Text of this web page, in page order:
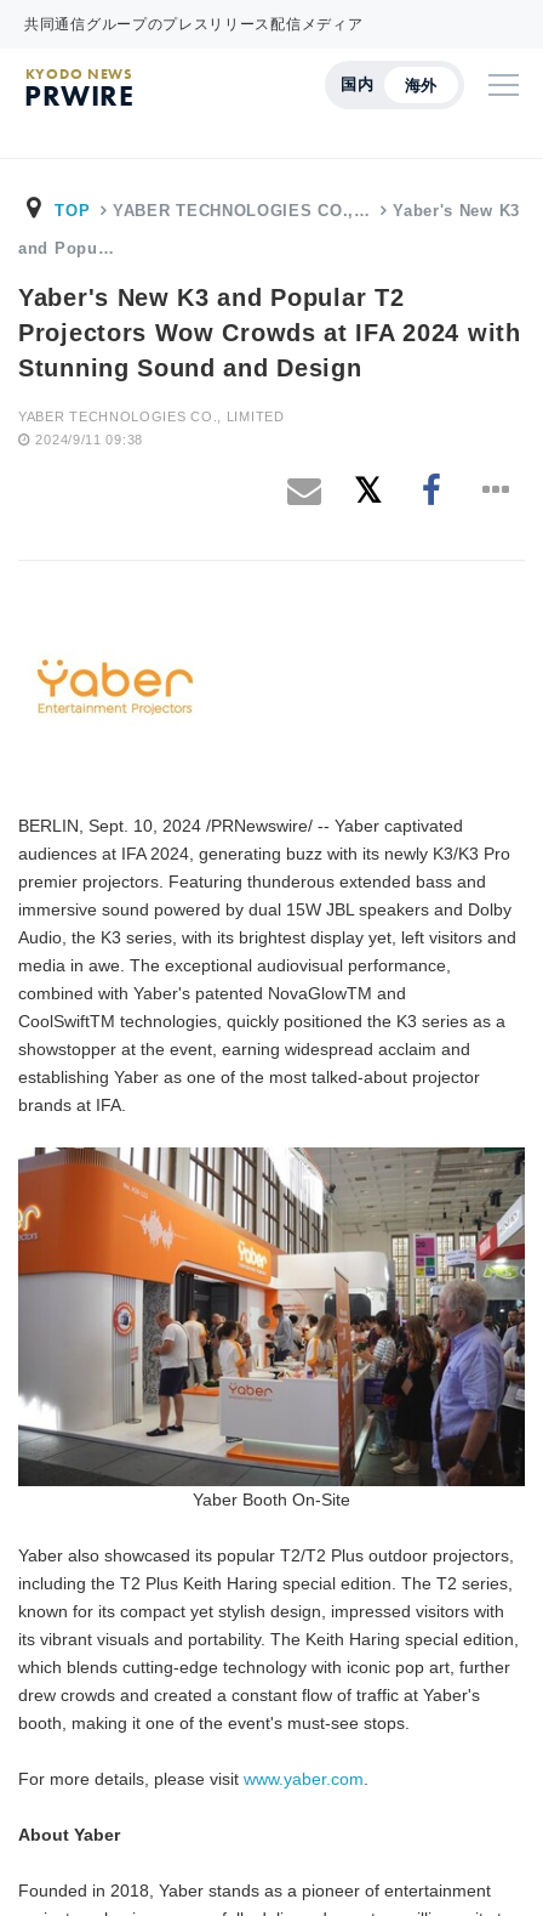
共同通信グループのプレスリリース配信メディア
国内 海外
KYODO NEWS
PRWIRE
TOP YABER TECHNOLOGIES CO.,… Yaber's New K3
and Popu…
Yaber's New K3 and Popular T2
Projectors Wow Crowds at IFA 2024 with
Stunning Sound and Design
YABER TECHNOLOGIES CO., LIMITED
2024/9/11 09:38
BERLIN, Sept. 10, 2024 /PRNewswire/ -- Yaber captivated
audiences at IFA 2024, generating buzz with its newly K3/K3 Pro
premier projectors. Featuring thunderous extended bass and
immersive sound powered by dual 15W JBL speakers and Dolby
Audio, the K3 series, with its brightest display yet, left visitors and
media in awe. The exceptional audiovisual performance,
combined with Yaber's patented NovaGlowTM and
CoolSwiftTM technologies, quickly positioned the K3 series as a
showstopper at the event, earning widespread acclaim and
establishing Yaber as one of the most talked-about projector
brands at IFA.
Yaber Booth On-Site
Yaber also showcased its popular T2/T2 Plus outdoor projectors,
including the T2 Plus Keith Haring special edition. The T2 series,
known for its compact yet stylish design, impressed visitors with
its vibrant visuals and portability. The Keith Haring special edition,
which blends cutting-edge technology with iconic pop art, further
drew crowds and created a constant flow of traffic at Yaber's
booth, making it one of the event's must-see stops.
For more details, please visit www.yaber.com
About Yaber
Founded in 2018, Yaber stands as a pioneer of entertainment